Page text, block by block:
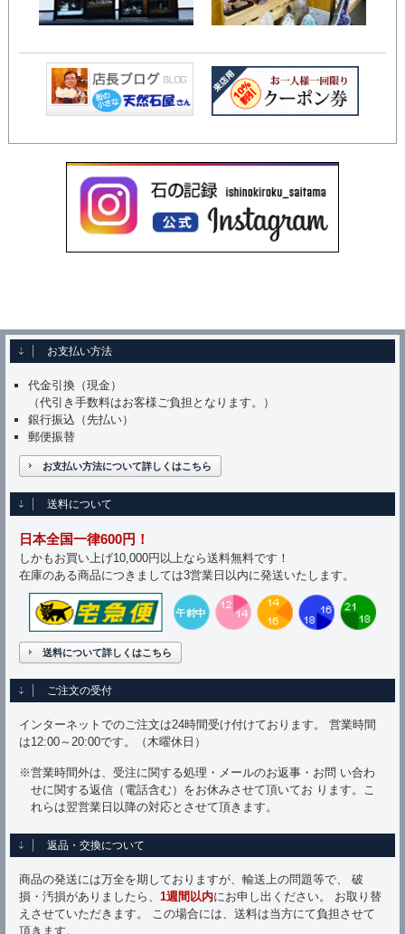
お支払い方法
代金引換（現金）
（代引き手数料はお客様ご負担となります。）
銀行振込（先払い）
郵便振替
お支払い方法について詳しくはこちら
送料について
日本全国一律600円！
しかもお買い上げ10,000円以上なら送料無料です！
在庫のある商品につきましては3営業日以内に発送いたします。
送料について詳しくはこちら
ご注文の受付
インターネットでのご注文は24時間受け付けております。 営業時間
は12:00～20:00です。（木曜休日）
※営業時間外は、受注に関する処理・メールのお返事・お問 い合わ
せに関する返信（電話含む）をお休みさせて頂いてお ります。こ
れらは翌営業日以降の対応とさせて頂きます。
返品・交換について
商品の発送には万全を期しておりますが、輸送上の問題等で、 破
損・汚損がありましたら、 1週間以内にお申し出ください。 お取り替
えさせていただきます。 この場合には、送料は当方にて負担させて
頂きます。